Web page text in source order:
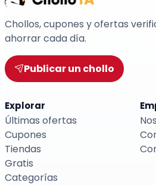
Chollos, cupones y ofertas
ahorrar cada día.
Publicar un chollo
Explorar
Últimas ofertas
Cupones
Tiendas
Gratis
Categorías